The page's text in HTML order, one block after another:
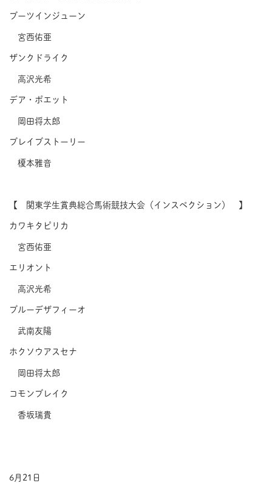
ブーツインジューン
宮西佑亜
ザンクドライク
高沢光希
デア・ポエット
岡田将太郎
ブレイブストーリー
榎本雅音
【 関東学生賞典総合馬術競技大会（インスペクション） 】
カワキタピリカ
宮西佑亜
エリオント
高沢光希
ブルーデザフィーオ
武南友陽
ホクソウアスセナ
岡田将太郎
コモンブレイク
香坂瑞貴
6月21日